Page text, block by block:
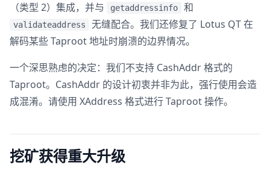
（类型 2）集成，并与
getaddressinfo 和
validateaddress
无缝配合。我们还修复了 Lotus QT 在
解码某些 Taproot 地址时崩溃的边界情况。
一个深思熟虑的决定：我们不支持 CashAddr 格式的
Taproot。CashAddr 的设计初衷并非为此，强行使用会造
成混淆。请使用 XAddress 格式进行 Taproot 操作。
挖矿获得重大升级